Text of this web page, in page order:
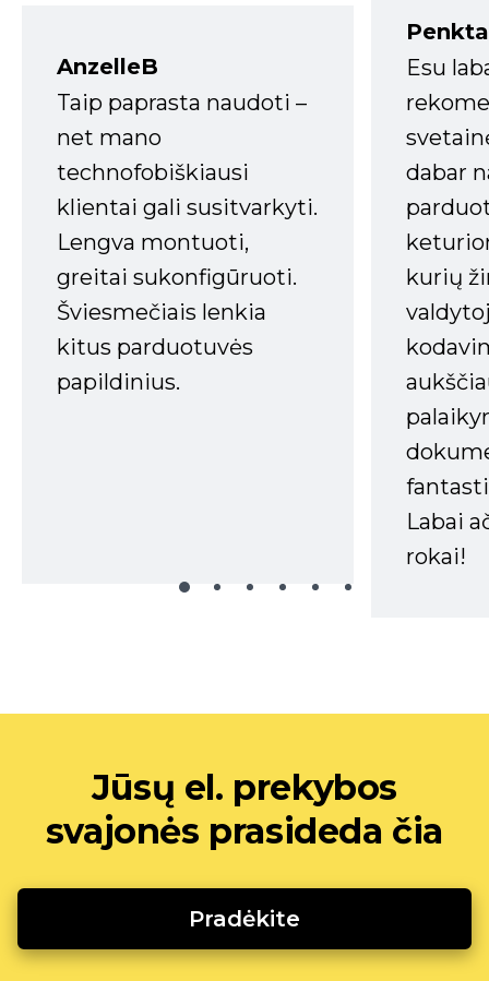
AnzelleB
Taip paprasta naudoti –
net mano
technofobiškiausi
klientai gali susitvarkyti.
Lengva montuoti,
greitai sukonfigūruoti.
Šviesmečiais lenkia
kitus parduotuvės
papildinius.
Esu
dabar
kurių
Labai
rokai!
Jūsų el. prekybos
svajonės prasideda čia
Pradėkite